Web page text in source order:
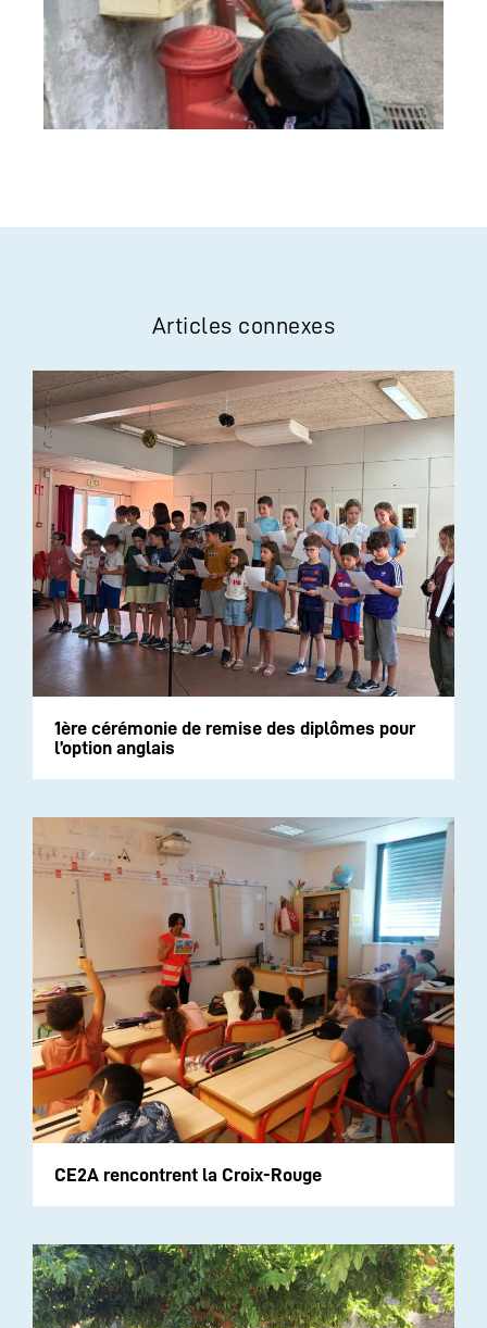
Articles connexes
1ère cérémonie de remise des diplômes pour
l’option anglais
CE2A rencontrent la Croix-Rouge